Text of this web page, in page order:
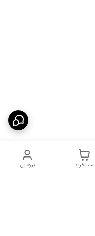
پروفایل سبد خرید